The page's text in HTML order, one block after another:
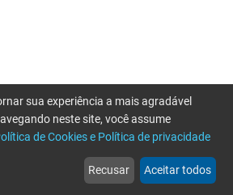
web
Notícias
more_horiz
Mais
sua experiência a mais agradável
neste site, você assume
de Cookies e Política de privacidade
Recusar Aceitar todos
por favor tente novamente